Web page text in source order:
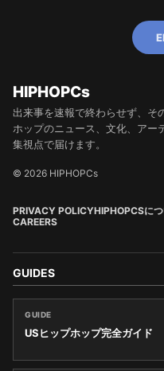
HIPHOPCs
出来事を速報で終わらせず、そ
ホップのニュース、文化、アー
集視点で届けます。
© 2026 HIPHOPCs
PRIVACY POLICYHIPHOPCSに
CAREERS
GUIDES
GUIDE
USヒップホップ完全ガイド